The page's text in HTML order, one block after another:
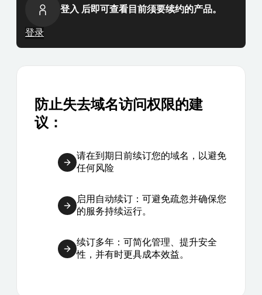
登入 后即可查看目前须要续约的产品。
登录
防止失去域名访问权限的建
议：
请在到期日前续订您的域名，以避免
任何风险
启用自动续订：可避免疏忽并确保您
的服务持续运行。
续订多年：可简化管理、提升安全
性，并有时更具成本效益。